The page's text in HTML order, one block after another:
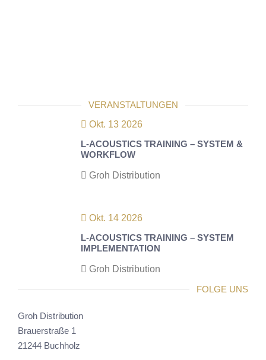
VERANSTALTUNGEN
Okt. 13 2026
L-ACOUSTICS TRAINING – SYSTEM &
WORKFLOW
Groh Distribution
Okt. 14 2026
L-ACOUSTICS TRAINING – SYSTEM
IMPLEMENTATION
Groh Distribution
FOLGE UNS
Groh Distribution
Brauerstraße 1
21244 Buchholz